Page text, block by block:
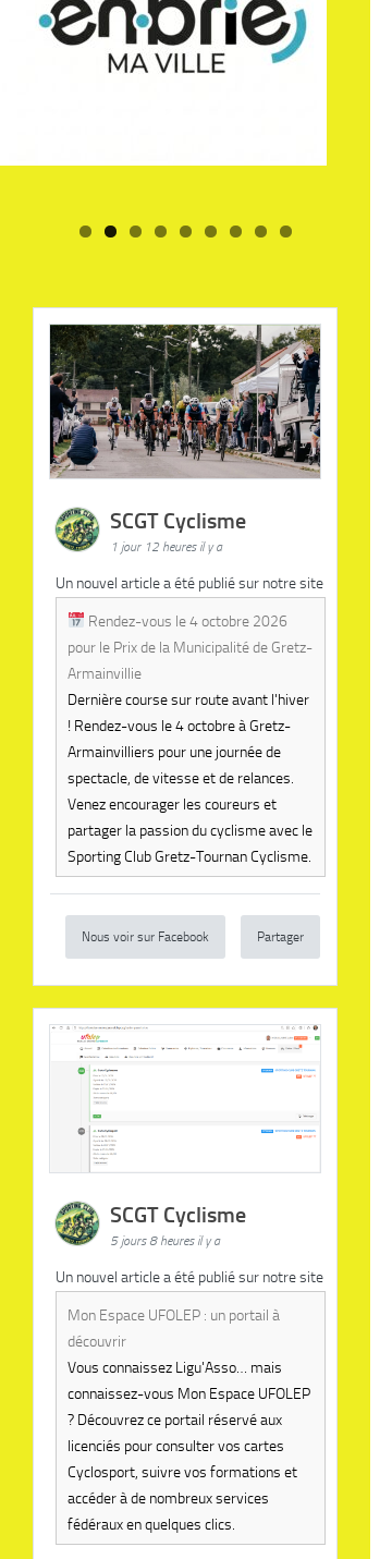
SCGT Cyclisme
1 jour 12 heures il y a
Un nouvel article a été publié sur notre site
Rendez-vous le 4 octobre 2026
pour le Prix de la Municipalité de Gretz-
Armainvillie
Dernière course sur route avant l'hiver
! Rendez-vous le 4 octobre à Gretz-
Armainvilliers pour une journée de
spectacle, de vitesse et de relances.
Venez encourager les coureurs et
partager la passion du cyclisme avec le
Sporting Club Gretz-Tournan Cyclisme.
Nous voir sur Facebook Partager
SCGT Cyclisme
5 jours 8 heures il y a
Un nouvel article a été publié sur notre site
Mon Espace UFOLEP : un portail à
découvrir
Vous connaissez Ligu'Asso… mais
connaissez-vous Mon Espace UFOLEP
? Découvrez ce portail réservé aux
licenciés pour consulter vos cartes
Cyclosport, suivre vos formations et
accéder à de nombreux services
fédéraux en quelques clics.